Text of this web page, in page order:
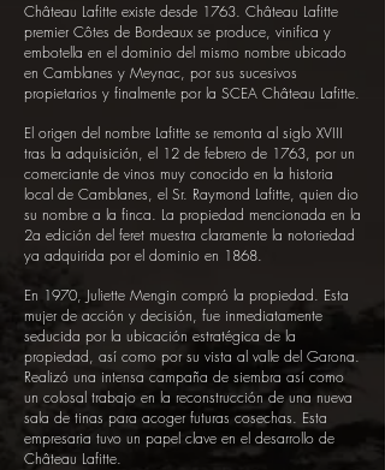
Château Lafitte existe desde 1763. Château Lafitte
premier Côtes de Bordeaux se produce, vinifica y
embotella en el dominio del mismo nombre ubicado
en Camblanes y Meynac, por sus sucesivos
propietarios y finalmente por la SCEA Château Lafitte.
El origen del nombre Lafitte se remonta al siglo XVIII
tras la adquisición, el 12 de febrero de 1763, por un
comerciante de vinos muy conocido en la historia
local de Camblanes, el Sr. Raymond Lafitte, quien dio
su nombre a la finca. La propiedad mencionada en la
2a edición del feret muestra claramente la notoriedad
ya adquirida por el dominio en 1868.
En 1970, Juliette Mengin compró la propiedad. Esta
mujer de acción y decisión, fue inmediatamente
seducida por la ubicación estratégica de la
propiedad, así como por su vista al valle del Garona.
Realizó una intensa campaña de siembra así como
un colosal trabajo en la reconstrucción de una nueva
sala de tinas para acoger futuras cosechas. Esta
empresaria tuvo un papel clave en el desarrollo de
Château Lafitte.